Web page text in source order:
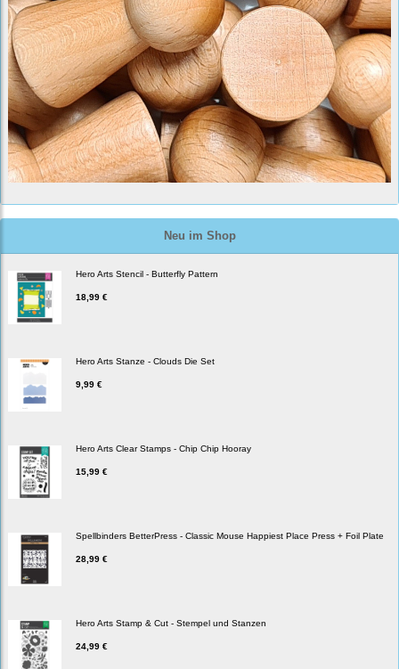
Neu im Shop
Hero Arts Stencil - Butterfly Pattern
18,99 €
Hero Arts Stanze - Clouds Die Set
9,99 €
Hero Arts Clear Stamps - Chip Chip Hooray
15,99 €
Spellbinders BetterPress - Classic Mouse Happiest Place Press + Foil Plate
28,99 €
Hero Arts Stamp & Cut - Stempel und Stanzen
24,99 €